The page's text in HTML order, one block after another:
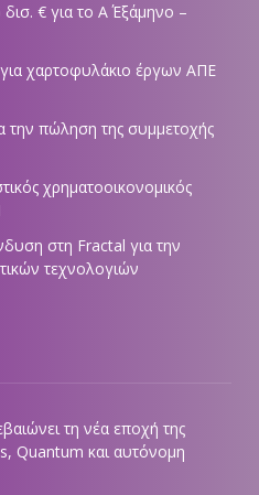
€ για το Α΄ Εξάμηνο –
χαρτοφυλάκιο έργων ΑΠΕ
την πώληση της συμμετοχής
χρηματοοικονομικός
στη Fractal για την
τεχνολογιών
τη νέα εποχή της
Quantum και αυτόνομη